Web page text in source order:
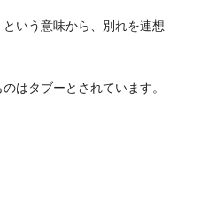
いう意味から、別れを連想
はタブーとされています。